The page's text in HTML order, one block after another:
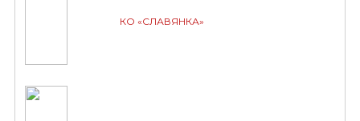
КО «СЛАВЯНКА»